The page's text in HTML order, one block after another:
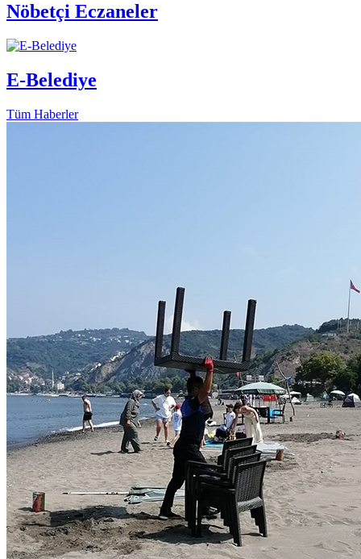
Nöbetçi Eczaneler
E-Belediye
Tüm Haberler